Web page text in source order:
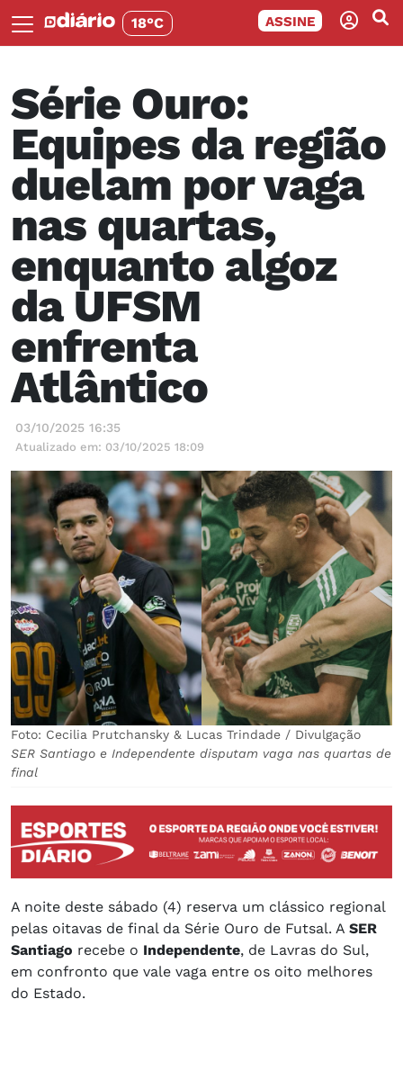
18°C ASSINE
Série Ouro:
Equipes da região
duelam por vaga
nas quartas,
enquanto algoz
da UFSM
enfrenta
Atlântico
03/10/2025 16:35
Atualizado em: 03/10/2025 18:09
Foto: Cecilia Prutchansky & Lucas Trindade / Divulgação
SER Santiago e Independente disputam vaga nas quartas de
final
A noite deste sábado (4) reserva um clássico regional
pelas oitavas de final da Série Ouro de Futsal. A SER
Santiago recebe o Independente, de Lavras do Sul,
em confronto que vale vaga entre os oito melhores
do Estado.